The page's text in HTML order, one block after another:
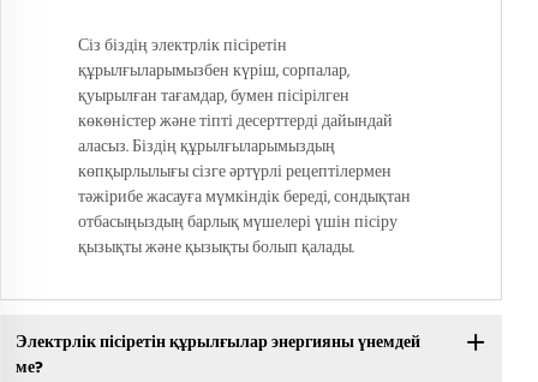
Сіз біздің электрлік пісіретін
құрылғыларымызбен күріш, сорпалар,
қуырылған тағамдар, бумен пісірілген
көкөністер және тіпті десерттерді дайындай
аласыз. Біздің құрылғыларымыздың
көпқырлылығы сізге әртүрлі рецептілермен
тәжірибе жасауға мүмкіндік береді, сондықтан
отбасыңыздың барлық мүшелері үшін пісіру
қызықты және қызықты болып қалады.
Электрлік пісіретін құрылғылар энергияны үнемдей
ме?